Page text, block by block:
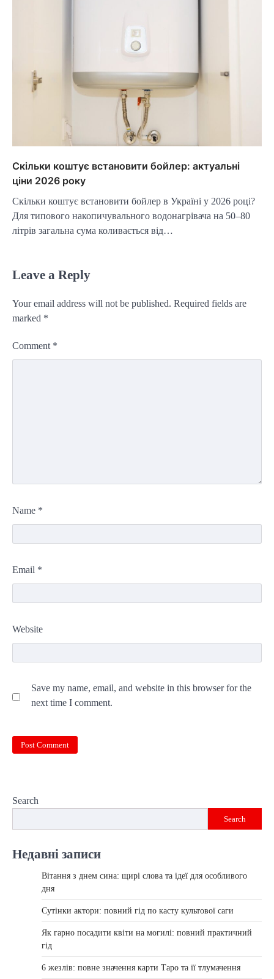
Скільки коштує встановити бойлер: актуальні
ціни 2026 року
Скільки коштує встановити бойлер в Україні у 2026 році?
Для типового накопичувального водонагрівача на 50–80
літрів загальна сума коливається від…
Leave a Reply
Your email address will not be published. Required fields are
marked *
Comment *
Name *
Email *
Website
Save my name, email, and website in this browser for the
next time I comment.
Search
Search
Недавні записи
Вітання з днем сина: щирі слова та ідеї для особливого
дня
Сутінки актори: повний гід по касту культової саги
Як гарно посадити квіти на могилі: повний практичний
гід
6 жезлів: повне значення карти Таро та її тлумачення